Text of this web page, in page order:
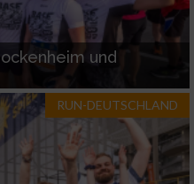
und
RUN-DEUTSCHLAND